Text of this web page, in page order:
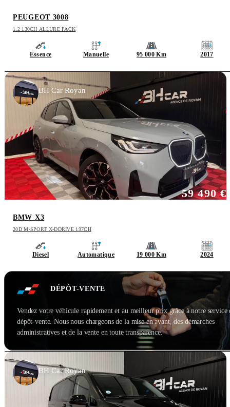
PEUGEOT 3008
1.2 130CH ALLURE PACK
Essence Manuelle 95 000 Km 2017
BMW X3
20D M-SPORT X-DDRIVE 197CH
Diesel Automatique 19 000 Km 2024
59 490 €
BH Car Royan
DÉPÔT-VENTE
Vendez votre véhicule rapidement et au meilleur prix grâce à notre service
dépôt-vente. Nous nous chargeons de la mise en avant, des démarches
administratives et de la vente en toute transparence.
BH Car Royan